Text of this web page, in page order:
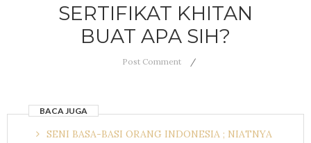
SERTIFIKAT KHITAN
BUAT APA SIH?
Post Comment
BACA JUGA
SENI BASA-BASI ORANG INDONESIA ; NIATNYA